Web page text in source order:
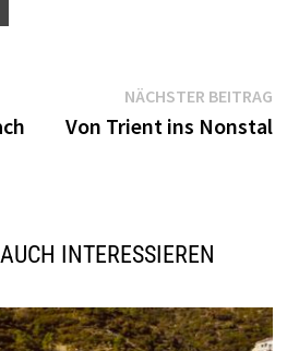
NÄCHSTER BEITRAG
Von Trient ins Nonstal
INTERESSIEREN